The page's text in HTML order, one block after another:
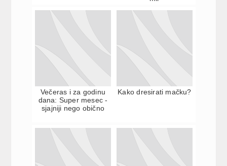
Večeras i za godinu
dana: Super mesec -
sjajniji nego obično
Kako dresirati mačku?